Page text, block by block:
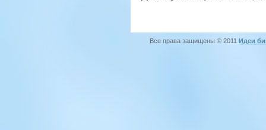
Все права защищены © 2011 Идеи